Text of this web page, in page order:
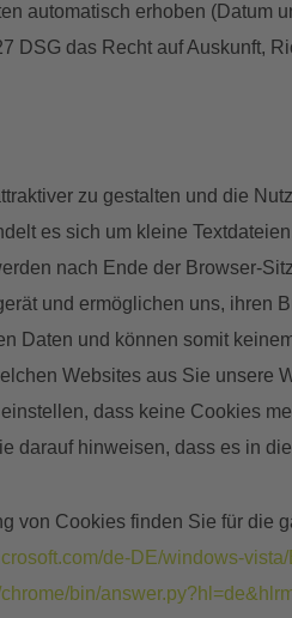
automatisch erhoben (Datum
DSG das Recht auf Auskunft,
zu gestalten und die
es sich um kleine
nach Ende der Browser-
und ermöglichen uns, ihren
Daten und können somit
Websites aus Sie
dass keine Cookies
darauf hinweisen, dass es in
von Cookies finden Sie für die
de-DE/windows-
bin/